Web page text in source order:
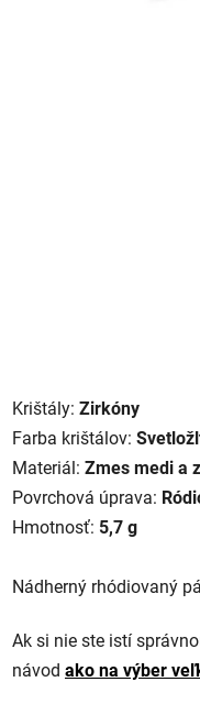
Krištály: Zirkóny
Farba krištálov: Svetlo
Materiál: Zmes medi a
Povrchová úprava:
Hmotnosť: 5,7 g
Nádherný rhódiovaný
Ak si nie ste istí
návod ako na výber